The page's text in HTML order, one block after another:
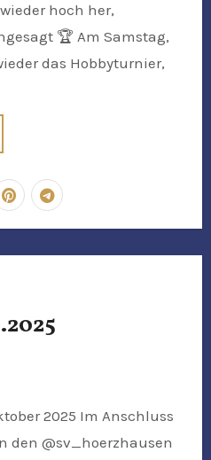
hoch her,
🏆 Am Samstag,
das Hobbyturnier,
den @sv_hoerzhausen